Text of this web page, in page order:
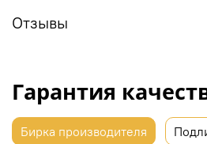
Отзывы
Гарантия
Бирка производителя